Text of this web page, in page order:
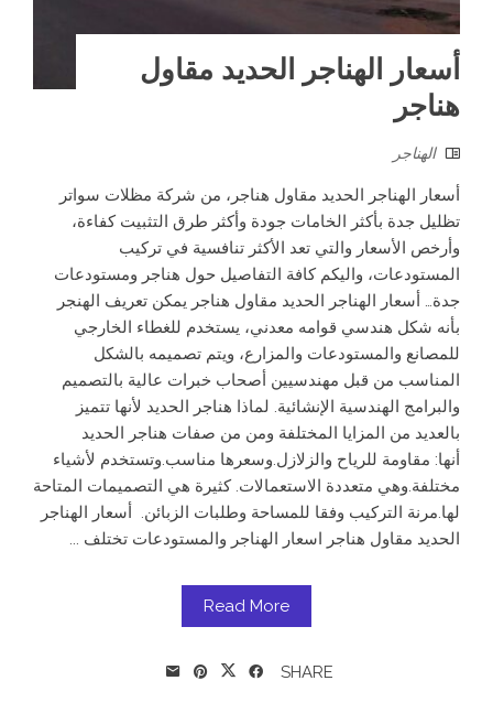
أسعار الهناجر الحديد مقاول
هناجر
الهناجر
أسعار الهناجر الحديد مقاول هناجر، من شركة مظلات سواتر
تظليل جدة بأكثر الخامات جودة وأكثر طرق التثبيت كفاءة،
وأرخص الأسعار والتي تعد الأكثر تنافسية في تركيب
المستودعات، واليكم كافة التفاصيل حول هناجر ومستودعات
جدة… أسعار الهناجر الحديد مقاول هناجر يمكن تعريف الهنجر
بأنه شكل هندسي قوامه معدني، يستخدم للغطاء الخارجي
للمصانع والمستودعات والمزارع، ويتم تصميمه بالشكل
المناسب من قبل مهندسيين أصحاب خبرات عالية بالتصميم
والبرامج الهندسية الإنشائية. لماذا هناجر الحديد لأنها تتميز
بالعديد من المزايا المختلفة ومن من صفات هناجر الحديد
أنها: مقاومة للرياح والزلازل.وسعرها مناسب.وتستخدم لأشياء
مختلفة.وهي متعددة الاستعمالات. كثيرة هي التصميمات المتاحة
لها.مرنة التركيب وفقا للمساحة وطلبات الزبائن. أسعار الهناجر
الحديد مقاول هناجر اسعار الهناجر والمستودعات تختلف ...
Read More
SHARE